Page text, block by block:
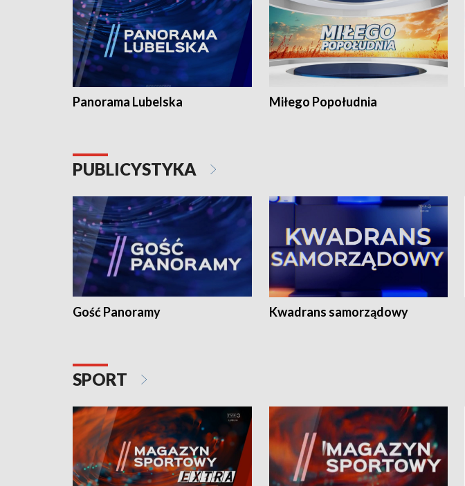
Panorama Lubelska Miłego Popołudnia
PUBLICYSTYKA
Gość Panoramy Kwadrans samorządowy
SPORT